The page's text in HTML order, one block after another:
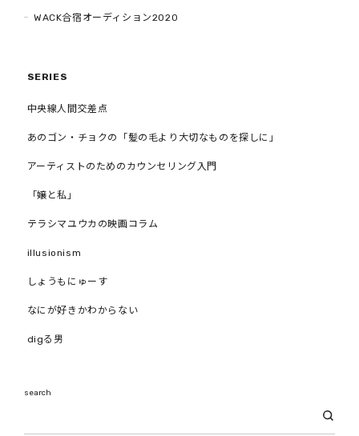
WACK合宿オーディション2020
SERIES
中央線人間交差点
あのゴン・チョクの「髪の毛より大切なものを探しに」
アーティストのためのカウンセリング入門
「嬢と私」
テラシマユウカの映画コラム
illusionism
しょうもにゅーす
なにが好きかわからない
digる男
search